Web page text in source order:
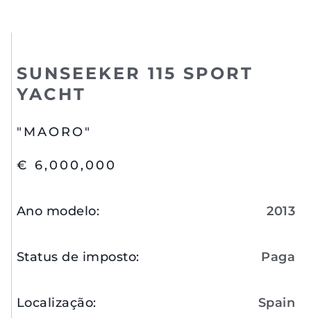
SUNSEEKER 115 SPORT
YACHT
"MAORO"
€ 6,000,000
Ano modelo: 2013
Status de imposto: Paga
Localização: Spain